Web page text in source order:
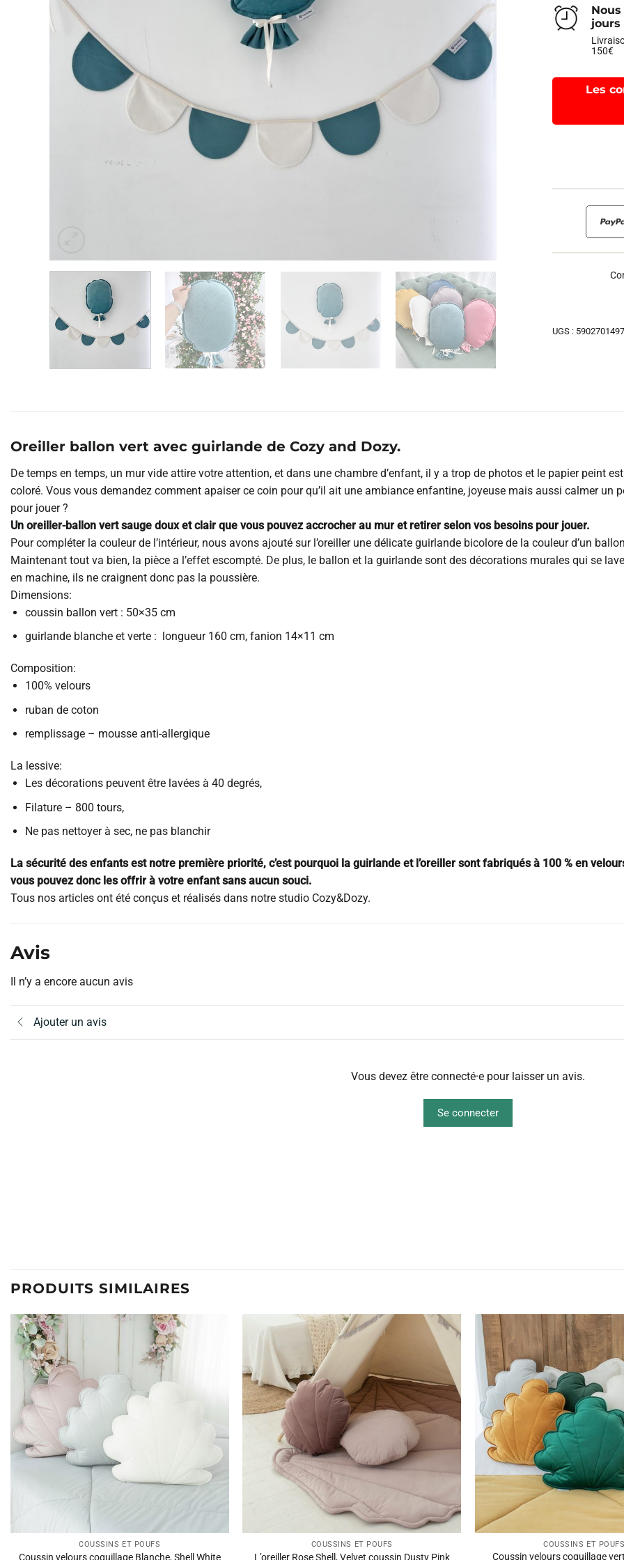
jours
150€
Les
UGS :
Oreiller ballon vert avec guirlande de Cozy and Dozy.
De temps en temps, un mur vide attire votre attention, et dans une chambre d’enfant, il y a trop de photos et le papier peint
coloré. Vous vous demandez comment apaiser ce coin pour qu’il ait une ambiance enfantine, joyeuse mais aussi calmer un
pour jouer ?
Un oreiller-ballon vert sauge doux et clair que vous pouvez accrocher au mur et retirer selon vos besoins pour jouer.
Pour compléter la couleur de l’intérieur, nous avons ajouté sur l’oreiller une délicate guirlande bicolore de la couleur d’un
Maintenant tout va bien, la pièce a l’effet escompté. De plus, le ballon et la guirlande sont des décorations murales qui se
en machine, ils ne craignent donc pas la poussière.
Dimensions:
coussin ballon vert : 50×35 cm
guirlande blanche et verte : longueur 160 cm, fanion 14×11 cm
Composition:
100% velours
ruban de coton
remplissage – mousse anti-allergique
La lessive:
Les décorations peuvent être lavées à 40 degrés,
Filature – 800 tours,
Ne pas nettoyer à sec, ne pas blanchir
La sécurité des enfants est notre première priorité, c’est pourquoi la guirlande et l’oreiller sont fabriqués à 100 % en
vous pouvez donc les offrir à votre enfant sans aucun souci.
Tous nos articles ont été conçus et réalisés dans notre studio Cozy&Dozy.
Avis
Il n’y a encore aucun avis
Ajouter un avis
Vous devez être connecté·e pour laisser un avis.
Se connecter
PRODUITS SIMILAIRES
COUSSINS ET POUFS COUSSINS ET POUFS COUSSINS ET POUFS
Coussin velours coquillage vert